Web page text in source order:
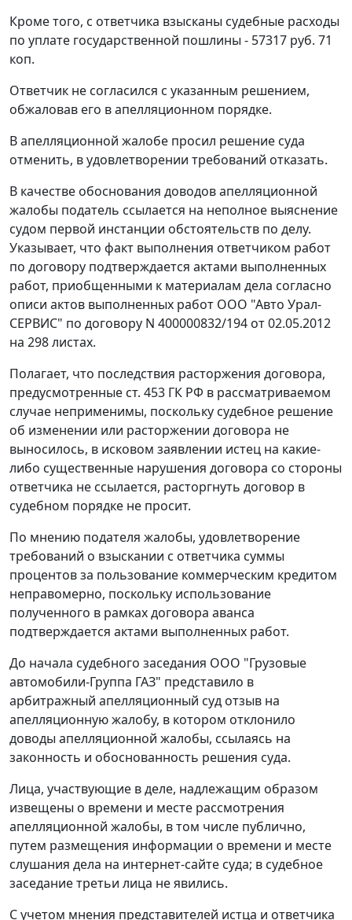
Кроме того, с ответчика взысканы судебные расходы
по уплате государственной пошлины - 57317 руб. 71
коп.
Ответчик не согласился с указанным решением,
обжаловав его в апелляционном порядке.
В апелляционной жалобе просил решение суда
отменить, в удовлетворении требований отказать.
В качестве обоснования доводов апелляционной
жалобы податель ссылается на неполное выяснение
судом первой инстанции обстоятельств по делу.
Указывает, что факт выполнения ответчиком работ
по договору подтверждается актами выполненных
работ, приобщенными к материалам дела согласно
описи актов выполненных работ ООО "Авто Урал-
СЕРВИС" по договору N 400000832/194 от 02.05.2012
на 298 листах.
Полагает, что последствия расторжения договора,
предусмотренные ст. 453 ГК РФ в рассматриваемом
случае неприменимы, поскольку судебное решение
об изменении или расторжении договора не
выносилось, в исковом заявлении истец на какие-
либо существенные нарушения договора со стороны
ответчика не ссылается, расторгнуть договор в
судебном порядке не просит.
По мнению подателя жалобы, удовлетворение
требований о взыскании с ответчика суммы
процентов за пользование коммерческим кредитом
неправомерно, поскольку использование
полученного в рамках договора аванса
подтверждается актами выполненных работ.
До начала судебного заседания ООО "Грузовые
автомобили-Группа ГАЗ" представило в
арбитражный апелляционный суд отзыв на
апелляционную жалобу, в котором отклонило
доводы апелляционной жалобы, ссылаясь на
законность и обоснованность решения суда.
Лица, участвующие в деле, надлежащим образом
извещены о времени и месте рассмотрения
апелляционной жалобы, в том числе публично,
путем размещения информации о времени и месте
слушания дела на интернет-сайте суда; в судебное
заседание третьи лица не явились.
С учетом мнения представителей истца и ответчика